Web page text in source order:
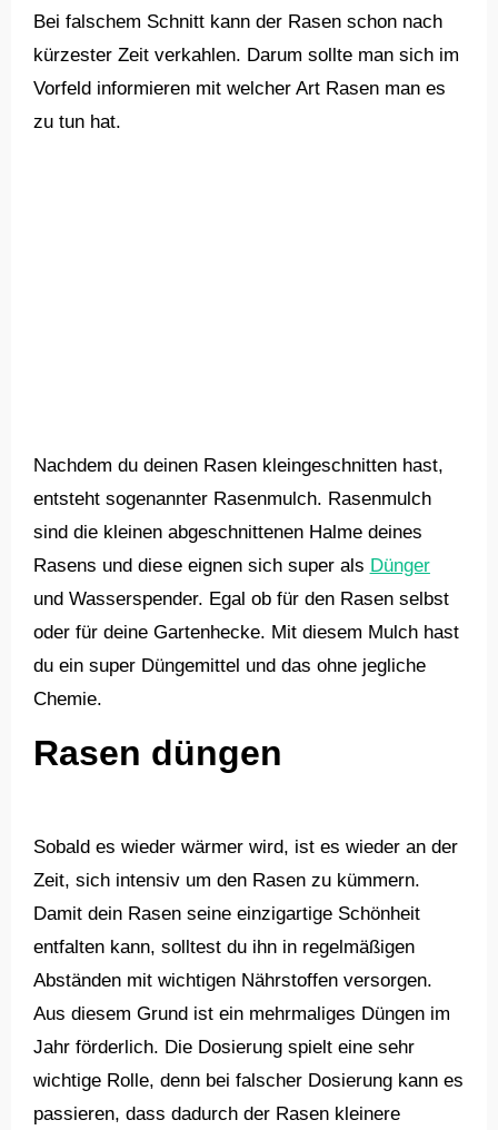
Bei falschem Schnitt kann der Rasen schon nach
kürzester Zeit verkahlen. Darum sollte man sich im
Vorfeld informieren mit welcher Art Rasen man es
zu tun hat.
Nachdem du deinen Rasen kleingeschnitten hast,
entsteht sogenannter Rasenmulch. Rasenmulch
sind die kleinen abgeschnittenen Halme deines
Rasens und diese eignen sich super als Dünger
und Wasserspender. Egal ob für den Rasen selbst
oder für deine Gartenhecke. Mit diesem Mulch hast
du ein super Düngemittel und das ohne jegliche
Chemie.
Rasen düngen
Sobald es wieder wärmer wird, ist es wieder an der
Zeit, sich intensiv um den Rasen zu kümmern.
Damit dein Rasen seine einzigartige Schönheit
entfalten kann, solltest du ihn in regelmäßigen
Abständen mit wichtigen Nährstoffen versorgen.
Aus diesem Grund ist ein mehrmaliges Düngen im
Jahr förderlich. Die Dosierung spielt eine sehr
wichtige Rolle, denn bei falscher Dosierung kann es
passieren, dass dadurch der Rasen kleinere